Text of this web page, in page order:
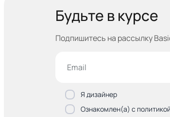
Будьте в курсе
Подпишитесь на рассылку
Я дизайнер
Ознакомлен(а) с